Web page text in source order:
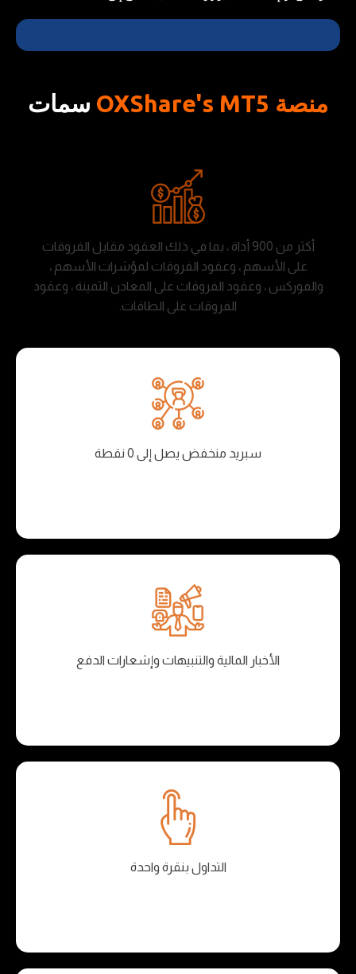
منصة OXShare's MT5 سمات
أكثر من 900 أداة ، بما في ذلك العقود مقابل الفروقات
على الأسهم ، وعقود الفروقات لمؤشرات الأسهم ،
والفوركس ، وعقود الفروقات على المعادن الثمينة ، وعقود
الفروقات على الطاقات.
سبريد منخفض يصل إلى 0 نقطة
الأخبار المالية والتنبيهات وإشعارات الدفع
التداول بنقرة واحدة